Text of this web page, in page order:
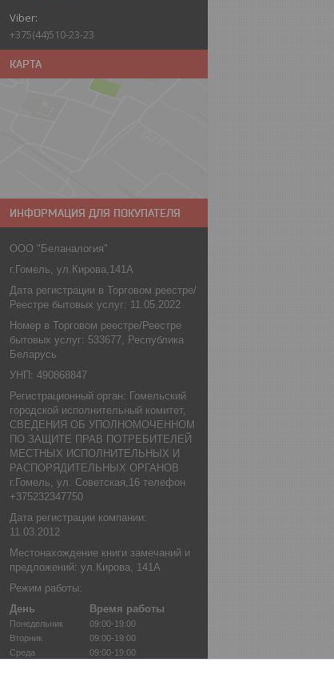
+375(44)510-23-23
КАРТА
ИНФОРМАЦИЯ ДЛЯ ПОКУПАТЕЛЯ
ООО "Беланалогия"
г.Гомель, ул.Кирова,141А
Дата регистрации в Торговом реестре/
Реестре бытовых услуг: 11.05.2022
Номер в Торговом реестре/Реестре
бытовых услуг: 533677, Республика
Беларусь
УНП: 490868847
Регистрационный орган: Гомельский
городской исполнительный комитет,
СВЕДЕНИЯ ОБ УПОЛНОМОЧЕННОМ
ПО ЗАЩИТЕ ПРАВ ПОТРЕБИТЕЛЕЙ
МЕСТНЫХ ИСПОЛНИТЕЛЬНЫХ И
РАСПОРЯДИТЕЛЬНЫХ ОРГАНОВ
г.Гомель, ул. Советская,16 телефон
+375232347750
Дата регистрации компании:
11.03.2012
Местонахождение книги замечаний и
предложений: ул.Кирова, 141А
Режим работы:
День
Время работы
Понедельник
09:00-19:00
Вторник
09:00-19:00
Среда
09:00-19:00